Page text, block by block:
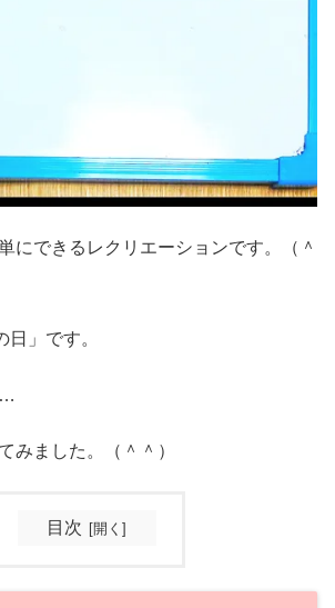
にできるレクリエーションです。（＾
日」です。
みました。（＾＾）
目次